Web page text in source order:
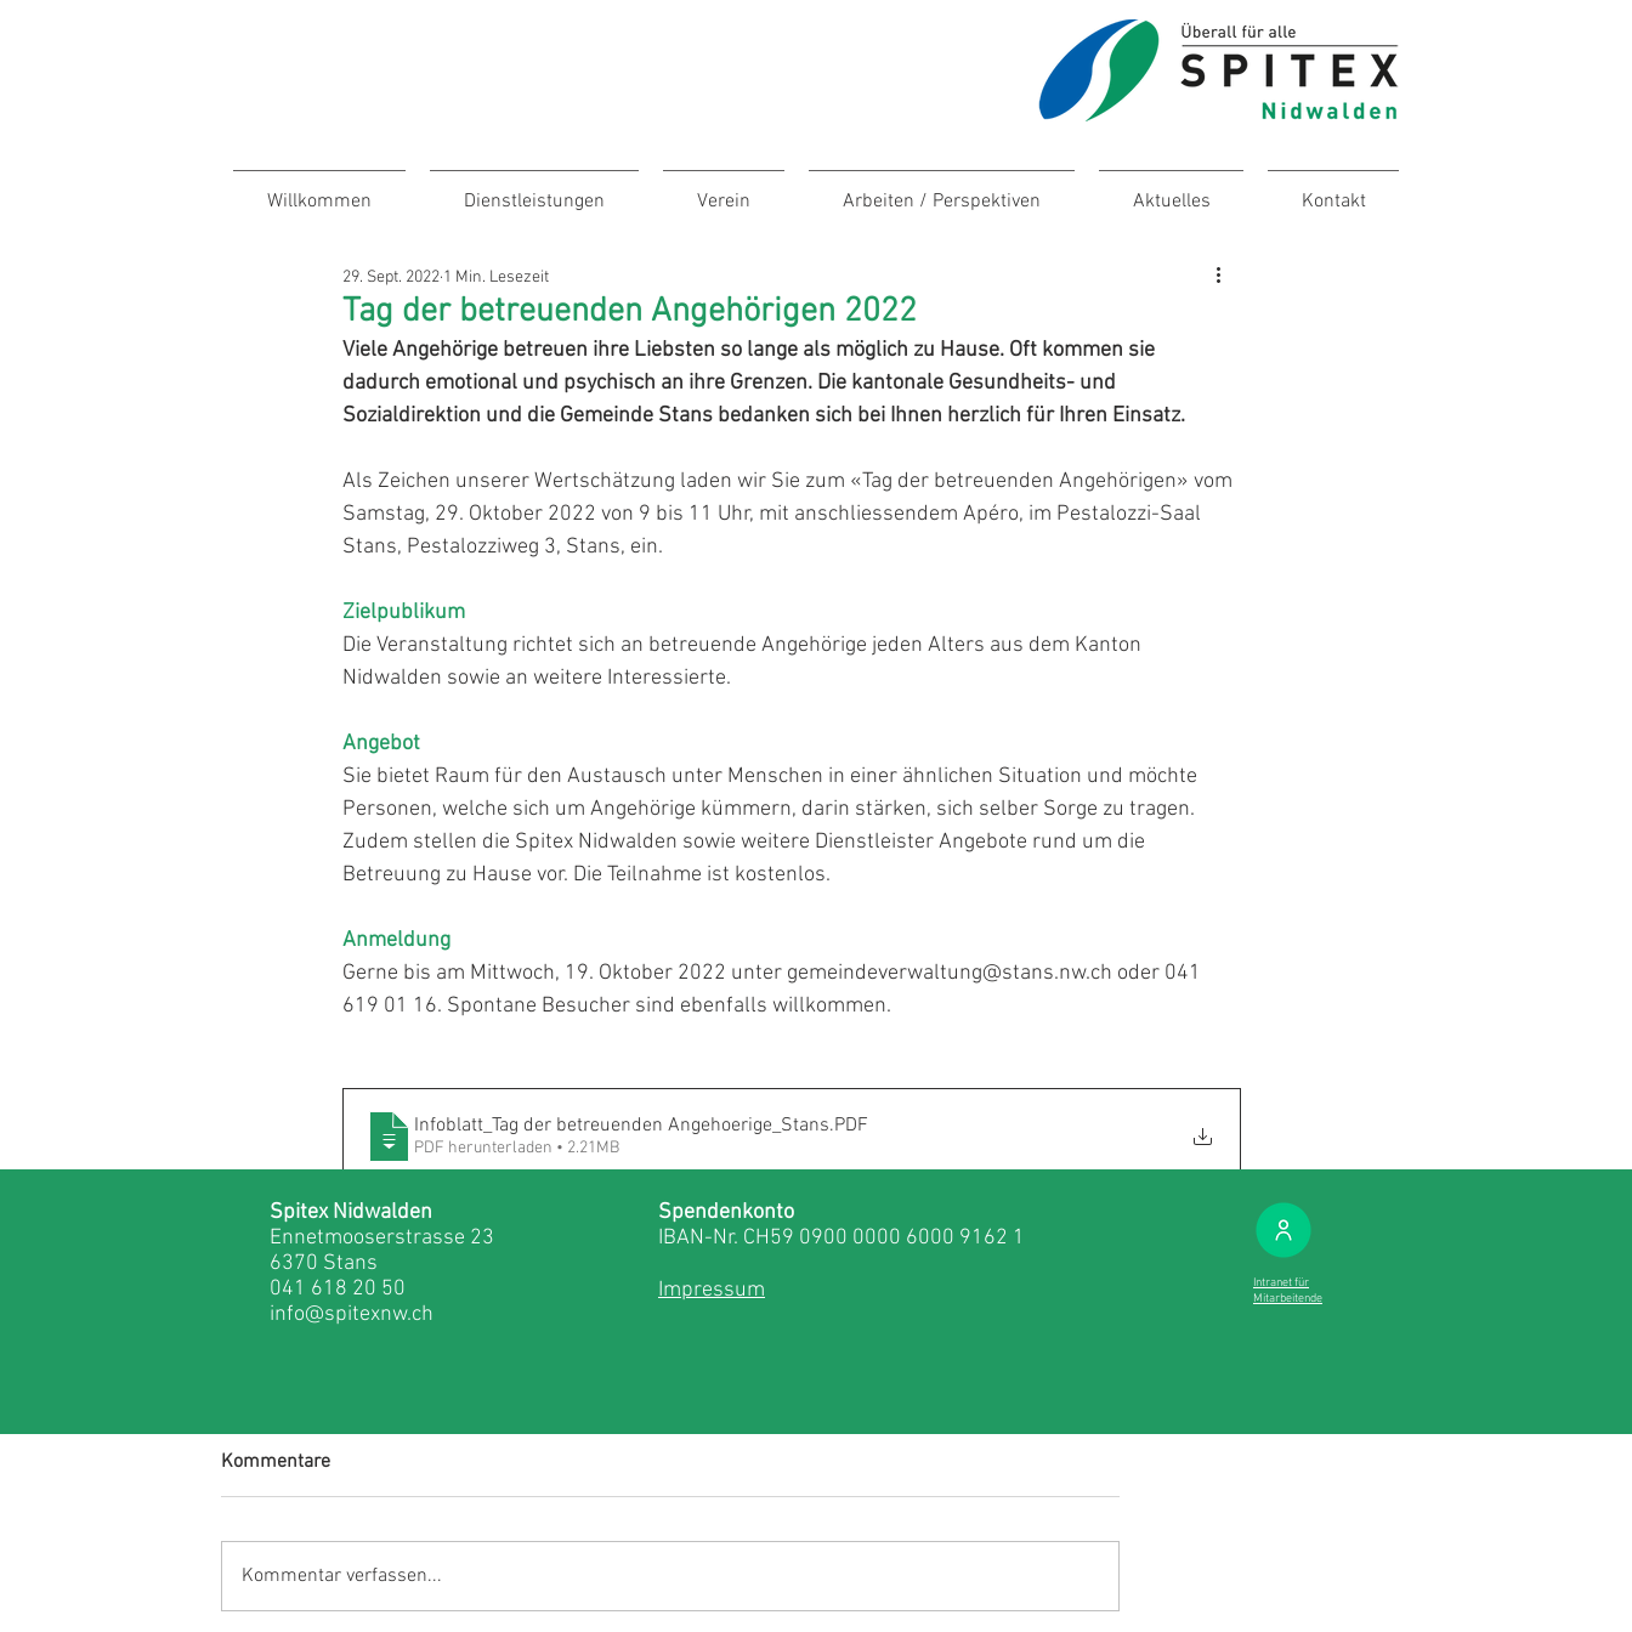
Willkommen Dienstleistungen Verein Arbeiten / Perspektiven Aktuelles Kontakt
Tag der betreuenden Angehörigen 2022
29. Sept. 2022 1 Min. Lesezeit
Viele Angehörige betreuen ihre Liebsten so lange als möglich zu Hause. Oft kommen sie
dadurch emotional und psychisch an ihre Grenzen. Die kantonale Gesundheits- und
Sozialdirektion und die Gemeinde Stans bedanken sich bei Ihnen herzlich für Ihren Einsatz.
Als Zeichen unserer Wertschätzung laden wir Sie zum «Tag der betreuenden Angehörigen» vom
Samstag, 29. Oktober 2022 von 9 bis 11 Uhr, mit anschliessendem Apéro, im Pestalozzi-Saal
Stans, Pestalozziweg 3, Stans, ein.
Zielpublikum
Die Veranstaltung richtet sich an betreuende Angehörige jeden Alters aus dem Kanton
Nidwalden sowie an weitere Interessierte.
Angebot
Sie bietet Raum für den Austausch unter Menschen in einer ähnlichen Situation und möchte
Personen, welche sich um Angehörige kümmern, darin stärken, sich selber Sorge zu tragen.
Zudem stellen die Spitex Nidwalden sowie weitere Dienstleister Angebote rund um die
Betreuung zu Hause vor. Die Teilnahme ist kostenlos.
Anmeldung
Gerne bis am Mittwoch, 19. Oktober 2022 unter gemeindeverwaltung@stans.nw.ch oder 041
619 01 16. Spontane Besucher sind ebenfalls willkommen.
Infoblatt_Tag der betreuenden Angehoerige_Stans.PDF
PDF herunterladen • 2.21MB
Spitex Nidwalden
Kommentare
Kommentar verfassen...
Spitex Nidwalden
Ennetmooserstrasse 23
6370 Stans
041 618 20 50
info@spitexnw.ch
Spendenkonto
IBAN-Nr. CH59 0900 0000 6000 9162 1
Impressum
Intranet für
Mitarbeitende